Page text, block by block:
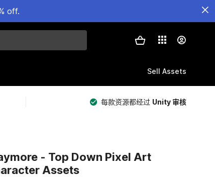
off.
Sell Assets
每款资源都经过 Unity 审核
- Top Down Pixel Art
Assets